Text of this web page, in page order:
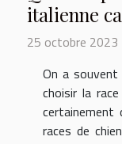
italienne
25 octobre 2023
On a
choisir la
certainement
races de